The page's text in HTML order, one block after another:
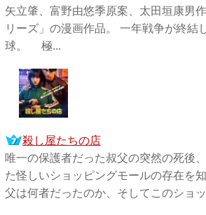
矢立肇、富野由悠季原案、太田垣康男
リーズ」の漫画作品。 一年戦争が終結
球。 極...
殺し屋たちの店
唯一の保護者だった叔父の突然の死後
た怪しいショッピングモールの存在を
父は何者だったのか、そしてこのショ